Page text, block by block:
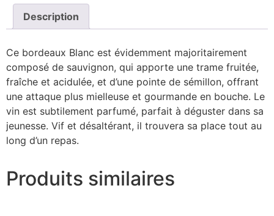
Description
Ce bordeaux Blanc est évidemment majoritairement
composé de sauvignon, qui apporte une trame fruitée,
fraîche et acidulée, et d’une pointe de sémillon, offrant
une attaque plus mielleuse et gourmande en bouche. Le
vin est subtilement parfumé, parfait à déguster dans sa
jeunesse. Vif et désaltérant, il trouvera sa place tout au
long d’un repas.
Produits similaires